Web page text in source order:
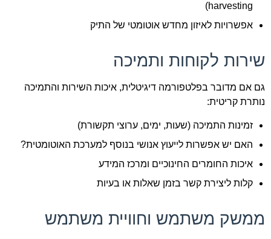
harvesting)
אפשרויות לאיזון מחדש אוטומטי של התיק
שירות לקוחות ותמיכה
גם אם מדובר בפלטפורמה דיגיטלית, איכות השירות והתמיכה
נותרת קריטית:
זמינות התמיכה (שעות, ימים, ערוצי תקשורת)
האם יש אפשרות לייעוץ אנושי בנוסף למערכת האוטומטית?
איכות החומרים החינוכיים ומרכז המידע
קלות ליצירת קשר בזמן שאלות או בעיות
ממשק משתמש וחוויית משתמש